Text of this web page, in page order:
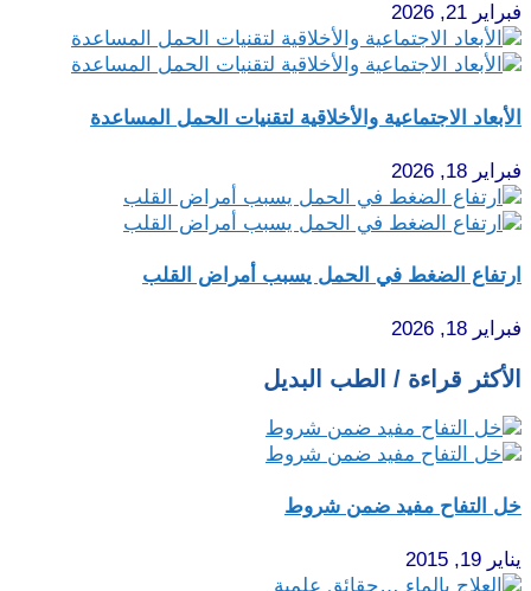
فبراير 21, 2026
الأبعاد الاجتماعية والأخلاقية لتقنيات الحمل المساعدة
فبراير 18, 2026
ارتفاع الضغط في الحمل يسبب أمراض القلب
فبراير 18, 2026
الأكثر قراءة / الطب البديل
خل التفاح مفيد ضمن شروط
يناير 19, 2015